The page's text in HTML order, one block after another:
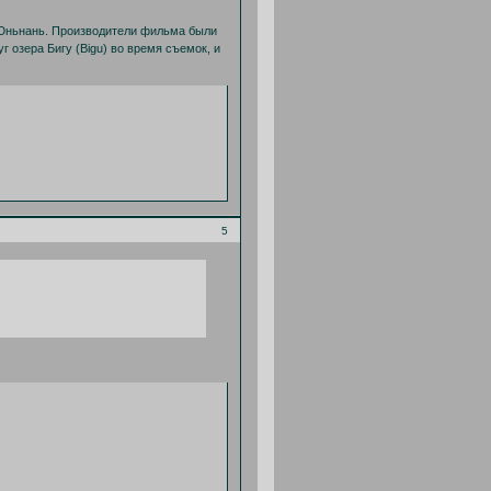
Производители фильма были
озера Бигу (Bigu) во время съемок, и
5